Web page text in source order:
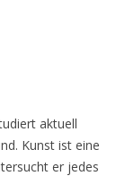
aktuell
Kunst ist eine
er jedes